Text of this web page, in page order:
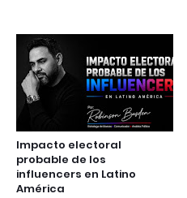
Impacto electoral
probable de los
influencers en Latino
América